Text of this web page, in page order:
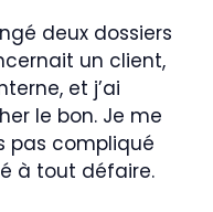
deux dossiers
un client,
et j’ai
le bon. Je me
pas compliqué
à tout défaire.